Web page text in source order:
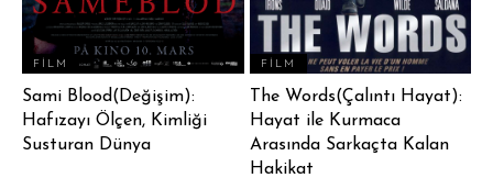
FILM
Sami Blood(Değişim):
Hafızayı Ölçen, Kimliği
Susturan Dünya
FILM
The Words(Çalıntı Hayat):
Hayat ile Kurmaca
Arasında Sarkaçta Kalan
Hakikat